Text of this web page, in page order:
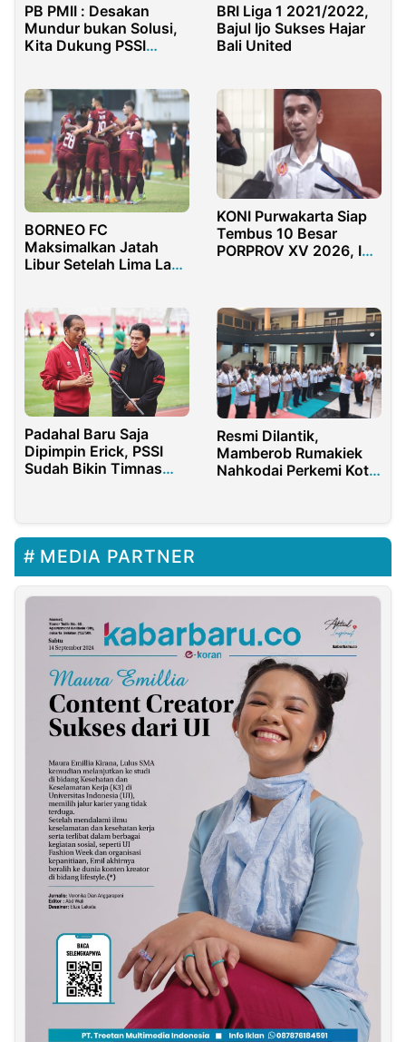
PB PMII : Desakan
Mundur bukan Solusi,
Kita Dukung PSSI
BRI Liga 1 2021/2022,
Bajul Ijo Sukses Hajar
Bali United
BORNEO FC
Maksimalkan Jatah
Libur Setelah Lima Laga
KONI Purwakarta Siap
Tembus 10 Besar
PORPROV XV 2026, Ini
Padahal Baru Saja
Dipimpin Erick, PSSI
Sudah Bikin Timnas
Resmi Dilantik,
Mamberob Rumakiek
Nahkodai Perkemi Kota
MEDIA PARTNER